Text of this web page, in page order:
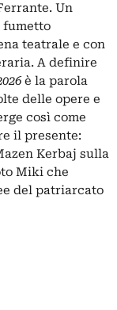
Un
fumetto
teatrale e con
A definire
è la parola
delle opere e
così come
il presente:
Kerbaj sulla
Miki che
del patriarcato